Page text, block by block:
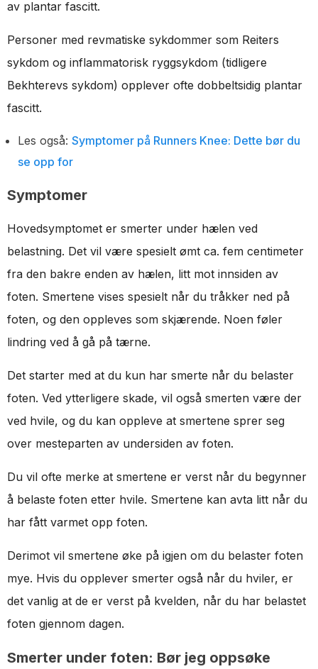
av plantar fascitt.
Personer med revmatiske sykdommer som Reiters
sykdom og inflammatorisk ryggsykdom (tidligere
Bekhterevs sykdom) opplever ofte dobbeltsidig plantar
fascitt.
Les også: Symptomer på Runners Knee: Dette bør du
se opp for
Symptomer
Hovedsymptomet er smerter under hælen ved
belastning. Det vil være spesielt ømt ca. fem centimeter
fra den bakre enden av hælen, litt mot innsiden av
foten. Smertene vises spesielt når du tråkker ned på
foten, og den oppleves som skjærende. Noen føler
lindring ved å gå på tærne.
Det starter med at du kun har smerte når du belaster
foten. Ved ytterligere skade, vil også smerten være der
ved hvile, og du kan oppleve at smertene sprer seg
over mesteparten av undersiden av foten.
Du vil ofte merke at smertene er verst når du begynner
å belaste foten etter hvile. Smertene kan avta litt når du
har fått varmet opp foten.
Derimot vil smertene øke på igjen om du belaster foten
mye. Hvis du opplever smerter også når du hviler, er
det vanlig at de er verst på kvelden, når du har belastet
foten gjennom dagen.
Smerter under foten: Bør jeg oppsøke